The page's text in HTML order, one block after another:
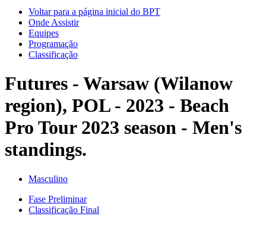
Voltar para a página inicial do BPT
Onde Assistir
Equipes
Programação
Classificação
Futures - Warsaw (Wilanow
region), POL - 2023 - Beach
Pro Tour 2023 season - Men's
standings.
Masculino
Fase Preliminar
Classificação Final